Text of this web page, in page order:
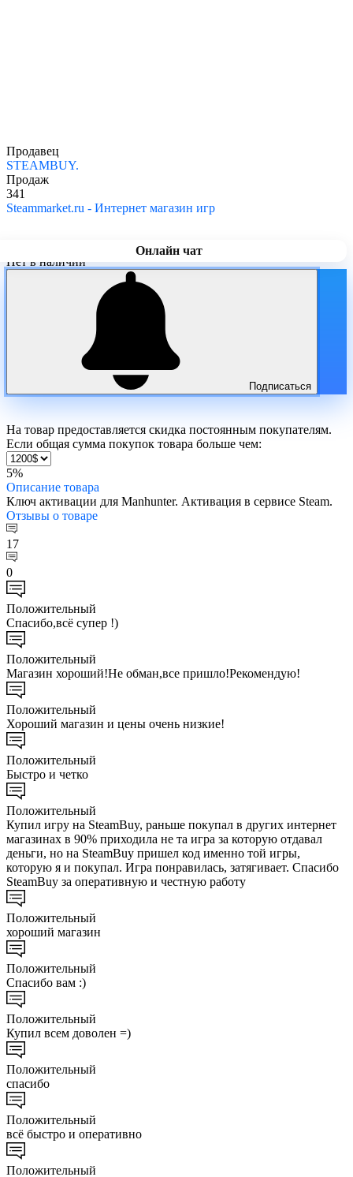
Онлайн чат
Продавец
STEAMBUY.
Продаж
341
Steammarket.ru - Интернет магазин игр
Нет в наличии
Подписаться
На товар предоставляется скидка постоянным покупателям.
Если общая сумма покупок товара больше чем:
5%
Описание товара
Ключ активации для Manhunter. Активация в сервисе Steam.
Отзывы о товаре
17
0
Положительный
Спасибо,всё супер !)
Положительный
Магазин хороший!Не обман,все пришло!Рекомендую!
Положительный
Хороший магазин и цены очень низкие!
Положительный
Быстро и четко
Положительный
Купил игру на SteamBuy, раньше покупал в других интернет
магазинах в 90% приходила не та игра за которую отдавал
деньги, но на SteamBuy пришел код именно той игры,
которую я и покупал. Игра понравилась, затягивает. Спасибо
SteamBuy за оперативную и честную работу
Положительный
хороший магазин
Положительный
Спасибо вам :)
Положительный
Купил всем доволен =)
Положительный
спасибо
Положительный
всё быстро и оперативно
Положительный